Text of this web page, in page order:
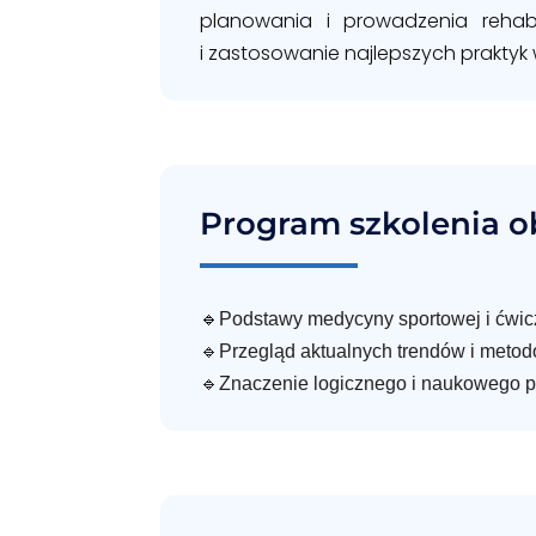
planowania i prowadzenia
i zastosowanie najlepszych
Program szkolenia
🔹 Podstawy medycyny sportowej i
🔹Przegląd aktualnych trendów i
🔹Znaczenie logicznego i naukowego